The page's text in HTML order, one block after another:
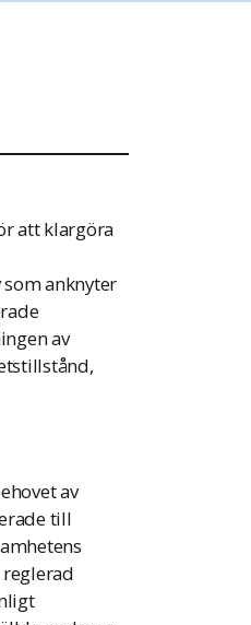
att klargöra
anknyter
av
av
till